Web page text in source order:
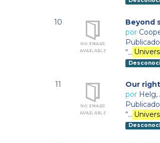
10
Beyond
por
“…
11
Our
por Helg,
“…